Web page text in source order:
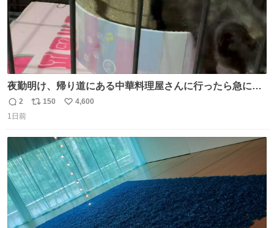
夜勤明け、帰り道にある中華料理屋さんに行ったら急に
「トイレニネコチャンイルヨ！ドウブツスキデショ！」と
言われ(好きだけどさ……)とトイレ行ったらまじで可愛い
ね〜〜〜！
返
信
2
リ
ト
数
150
い
数
4,600
1日前